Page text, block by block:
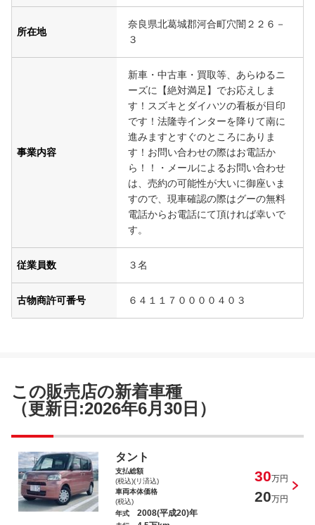
所在地
奈良県北葛城郡河合町穴闇２２６－
３
事業内容
新車・中古車・買取等、あらゆるニ
ーズに【絶対満足】でお応えしま
す！スズキとダイハツの看板が目印
です！法隆寺インターを降りて南に
進みますとすぐのところにありま
す！お問い合わせの際はお電話か
ら！！・メールによるお問い合わせ
は、売約の可能性が大いに御座いま
すので、現車確認の際はグーの無料
電話からお電話にて頂ければ幸いで
す。
従業員数 ３名
古物商許可番号 ６４１１７００００４０３
この販売店の新着車種
（更新日:2026年6月30日）
タント
支払総額
(税込)(リ済込)
30万円
車両本体価格
(税込)
20万円
年式 2008(平成20)年